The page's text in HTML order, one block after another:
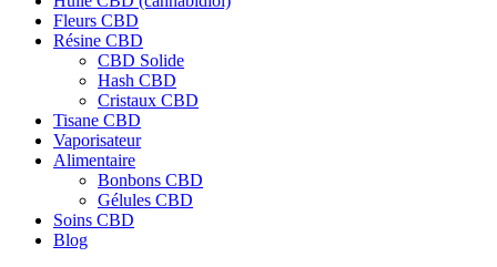
Fleurs CBD
Résine CBD
CBD Solide
Hash CBD
Cristaux CBD
Tisane CBD
Vaporisateur
Alimentaire
Bonbons CBD
Gélules CBD
Soins CBD
Blog